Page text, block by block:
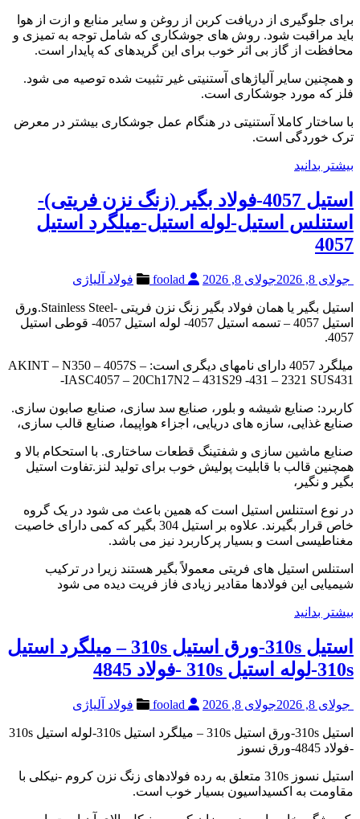
برای جلوگیری از دریافت کربن از روغن و سایر منابع و ازت از هوا
باید مراقبت شود. روش های جوشکاری که شامل توجه به تمیزی و
محافظت از گاز بی اثر خوب برای این گریدهای که پایدار است.
و همچنین سایر آلیاژهای آستنیتی غیر تثبیت شده توصیه می شود.
فلز که مورد جوشکاری است.
با ساختار کاملا آستنیتی در هنگام عمل جوشکاری بیشتر در معرض
ترک خوردگی است.
بیشتر بدانید
استیل 4057-فولاد بگیر (زنگ نزن فریتی)-
استنلس استیل-لوله استیل-میلگرد استیل
4057
جولای 8, 2026 جولای 8, 2026 فولاد آلیاژی
استیل بگیر یا همان فولاد بگیر زنگ نزن فریتی -Stainless Steel.ورق
استیل 4057 – تسمه استیل 4057- لوله استیل 4057- قوطی استیل
4057.
میلگرد 4057 دارای نامهای دیگری است: AKINT – N350 – 4057S –
IASC4057 – 20Ch17N2 – 431S29 -431 – 2321 SUS431-
کاربرد: صنایع شیشه و بلور، صنایع سد سازی، صنایع صابون سازی.
صنایع غذایی، سازه های دریایی، اجزاء هواپیما، صنایع قالب سازی،
صنایع ماشین سازی و شفتینگ قطعات ساختاری. با استحکام بالا و
همچنین قالب با قابلیت پولیش خوب برای تولید لنز.تفاوت استیل
بگیر و نگیر،
در نوع استنلس استیل است که همین باعث می شود در یک گروه
خاص قرار بگیرند. علاوه بر استیل 304 بگیر که کمی دارای خاصیت
مغناطیسی است و بسیار پرکاربرد نیز می باشد.
استنلس استیل های فریتی معمولاً بگیر هستند زیرا در ترکیب
شیمیایی این فولادها مقادیر زیادی فاز فریت دیده می شود
بیشتر بدانید
استیل 310s-ورق استیل 310s – میلگرد استیل
310s-لوله استیل 310s -فولاد 4845
جولای 8, 2026 جولای 8, 2026 فولاد آلیاژی
استیل 310s-ورق استیل 310s – میلگرد استیل 310s-لوله استیل 310s
-فولاد 4845-ورق نسوز
استیل نسوز 310s متعلق به رده فولادهای زنگ نزن کروم -نیکلی با
مقاومت به اکسیداسیون بسیار خوب است.